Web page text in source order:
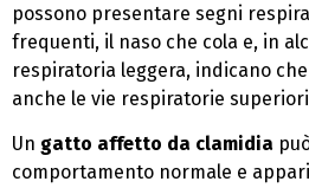
possono presentare segni
frequenti, il naso che cola e, in
respiratoria leggera, indicano
anche le vie respiratorie
Un gatto affetto da clamidia
comportamento normale e